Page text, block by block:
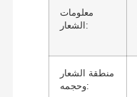
معلومات
الشعار:
منطقة الشعار
وحجمه: